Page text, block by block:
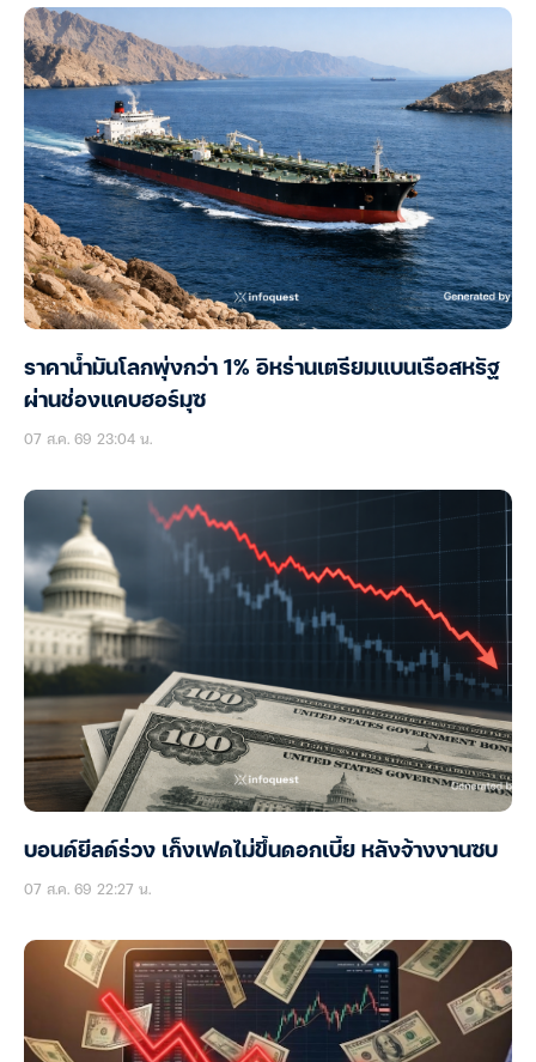
ราคาน้ำมันโลกพุ่งกว่า 1% อิหร่านเตรียมแบนเรือสหรัฐ
ผ่านช่องแคบฮอร์มุซ
07 ส.ค. 69 23:04 น.
บอนด์ยีลด์ร่วง เก็งเฟดไม่ขึ้นดอกเบี้ย หลังจ้างงานซบ
07 ส.ค. 69 22:27 น.